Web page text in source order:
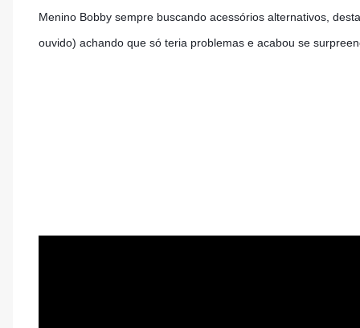
Menino Bobby sempre buscando acessórios alternativos,
ouvido) achando que só teria problemas e acabou se